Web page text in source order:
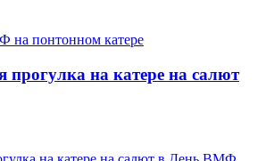
прогулка на катере на салют